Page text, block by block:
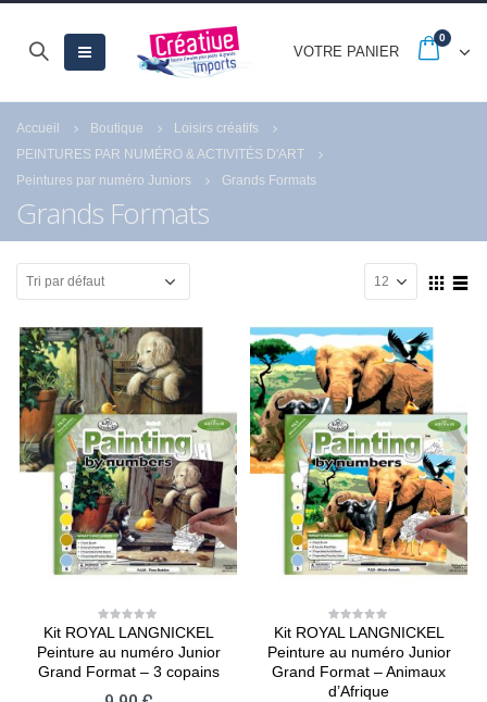
VOTRE PANIER
0
Accueil Boutique
Loisirs créatifs
PEINTURES PAR NUMÉRO & ACTIVITÉS D'ART
Peintures par numéro Juniors
Grands Formats
Grands Formats
0
of
5
Kit ROYAL LANGNICKEL
Peinture au numéro Junior
Grand Format – 3 copains
0
of
5
Kit ROYAL LANGNICKEL
Peinture au numéro Junior
Grand Format – Animaux
d’Afrique